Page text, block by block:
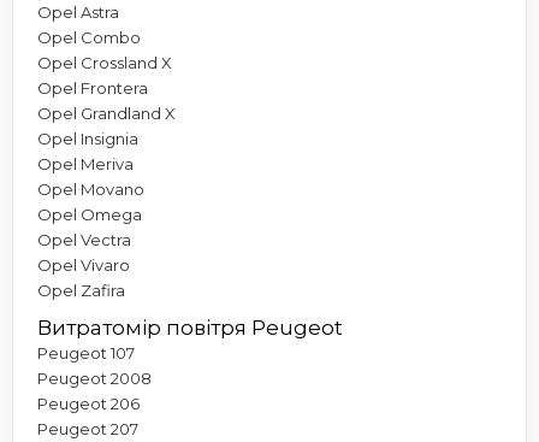
Opel Astra
Opel Combo
Opel Crossland X
Opel Frontera
Opel Grandland X
Opel Insignia
Opel Meriva
Opel Movano
Opel Omega
Opel Vectra
Opel Vivaro
Opel Zafira
Витратомір повітря Peugeot
Peugeot 107
Peugeot 2008
Peugeot 206
Peugeot 207